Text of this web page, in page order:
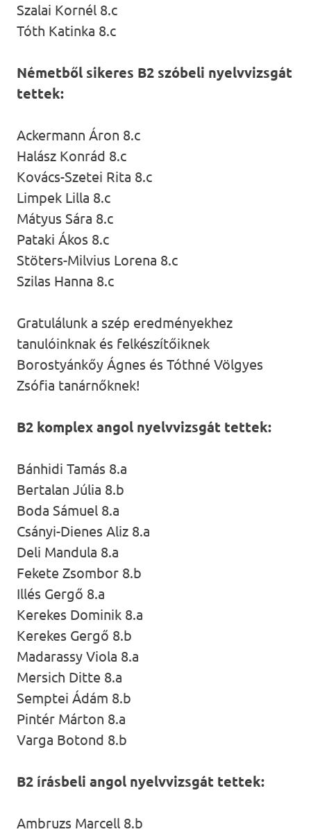
Szalai Kornél 8.c
Tóth Katinka 8.c
Németből sikeres B2 szóbeli nyelvvizsgát
tettek:
Ackermann Áron 8.c
Halász Konrád 8.c
Kovács-Szetei Rita 8.c
Limpek Lilla 8.c
Mátyus Sára 8.c
Pataki Ákos 8.c
Stöters-Milvius Lorena 8.c
Szilas Hanna 8.c
Gratulálunk a szép eredményekhez
tanulóinknak és felkészítőiknek
Borostyánkőy Ágnes és Tóthné Völgyes
Zsófia tanárnőknek!
B2 komplexangol nyelvvizsgát tettek:
Bánhidi Tamás 8.a
Bertalan Júlia 8.b
Boda Sámuel 8.a
Csányi-Dienes Aliz 8.a
Deli Mandula 8.a
Fekete Zsombor 8.b
Illés Gergő 8.a
Kerekes Dominik 8.a
Kerekes Gergő 8.b
Madarassy Viola 8.a
Mersich Ditte 8.a
Semptei Ádám 8.b
Pintér Márton 8.a
Varga Botond 8.b
B2 írásbeli angol nyelvvizsgát tettek:
Ambruzs Marcell 8.b